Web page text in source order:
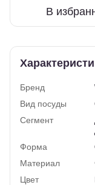
В
Бренд
Вид посуды
Сегмент
Форма
Материал
Цвет